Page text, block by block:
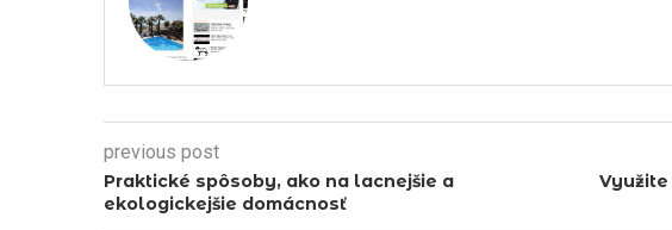
previous post
Praktické spôsoby, ako na lacnejšie a
ekologickejšie domácnosť